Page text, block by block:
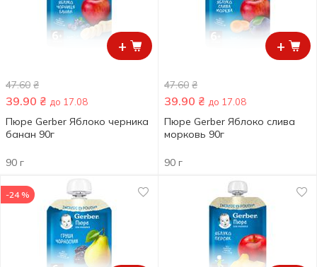
+
47.60 ₴
39.90 ₴ до 17.08
Пюре Gerber Яблоко черника
банан 90г
90 г
+
47.60 ₴
39.90 ₴ до 17.08
Пюре Gerber Яблоко слива
морковь 90г
90 г
-24 %